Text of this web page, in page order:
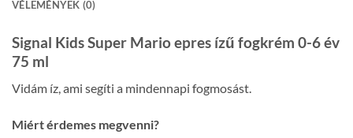
VÉLEMÉNYEK (0)
Signal Kids Super Mario epres ízű fogkrém 0-6 év
75 ml
Vidám íz, ami segíti a mindennapi fogmosást.
Miért érdemes megvenni?